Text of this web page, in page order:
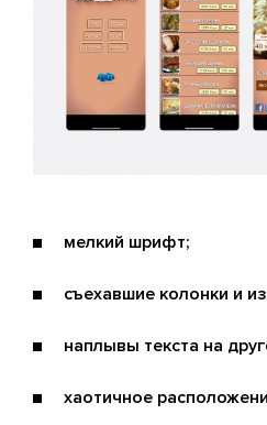
мелкий шрифт;
съехавшие колонки и
наплывы текста на
хаотичное